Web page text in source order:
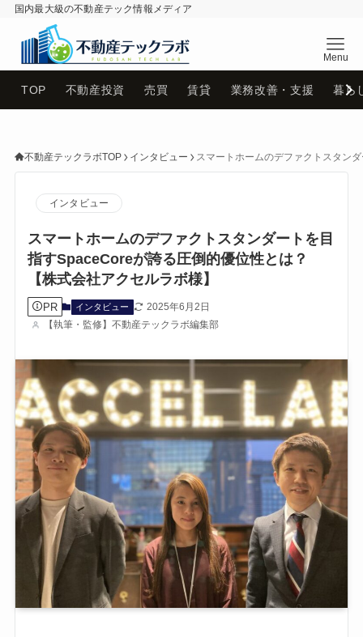
国内最大級の不動産テック情報メディア
不動産テックラボ
TOP 不動産投資 売買 賃貸 業務改善・支援 暮ら
不動産テックラボTOP インタビュー スマートホームのデファクトスタン
インタビュー
スマートホームのデファクトスタンダートを目
指すSpaceCoreが誇る圧倒的優位性とは？
【株式会社アクセルラボ様】
PR インタビュー
2025年6月2日
【執筆・監修】不動産テックラボ編集部